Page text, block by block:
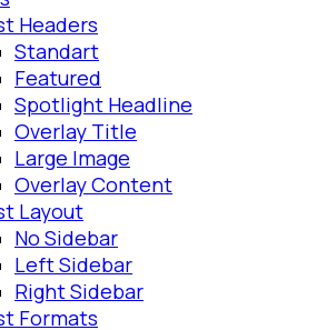
Headers
Standart
Featured
Spotlight Headline
Overlay Title
Large Image
Overlay Content
Layout
No Sidebar
Left Sidebar
Right Sidebar
Formats